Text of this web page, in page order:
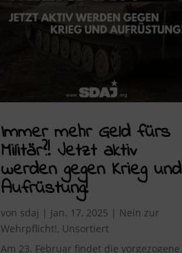
Immer mehr Geld fürs
Militär?! Jetzt aktiv
werden gegen Krieg und
Aufrüstung!
von sdaj | Jan. 17, 2025 | Nein zur
Wehrpflicht!, Unsortiert
Am 23. Februar findet die vorgezogene